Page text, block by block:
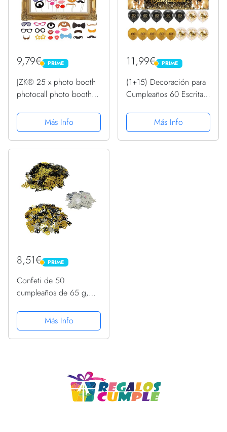
9,79€ PRIME
PRIME
JZK® 25 x photo booth
photocall photo booth
decoracion con un
marco para boda baby
shower cumpleaños
Nuevo y otro...
Más Info
11,99€ PRIME
PRIME
(1+15) Decoración para
Cumpleaños 60 Escrita
Feliz Cumpleños 60
Decoración 60 Años
Negro Oro Happy
Más Info
8,51€ PRIME
PRIME
Confeti de 50
cumpleaños de 65 g,
oro, plata, negro, 50
lentejuelas, 15 g, confeti
de estrella de plata, 20
Más Info